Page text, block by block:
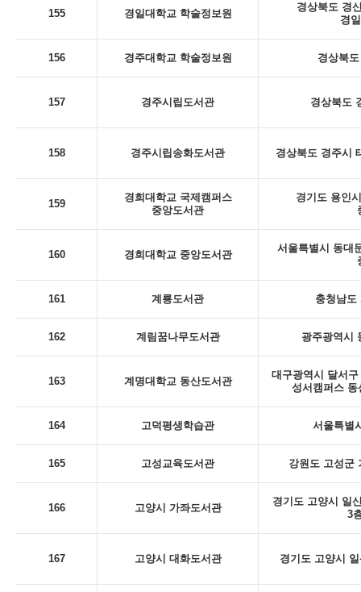
155 경일대학교 학술정보원
경상북도 경
경
156 경주대학교 학술정보원 경상북
157 경주시립도서관 경상북도
158 경주시립송화도서관 경상북도 경주시
159
경희대학교 국제캠퍼스
중앙도서관
경기도 용인
160 경희대학교 중앙도서관
서울특별시 동대
161 계룡도서관 충청남도
162 계림꿈나무도서관 광주광역시
163 계명대학교 동산도서관
대구광역시 달서
성서캠퍼스 동
164 고덕평생학습관 서울특별
165 고성교육도서관 강원도 고성군
166 고양시 가좌도서관
경기도 고양시 일
3
167 고양시 대화도서관 경기도 고양시